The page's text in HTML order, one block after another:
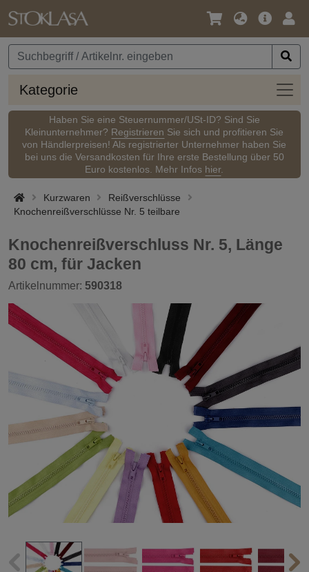
Sprache
Währung
Kategorie
Haben Sie eine Steuernummer/USt-ID? Sind Sie
Kleinunternehmer? Registrieren Sie sich und profitieren Sie
von Händlerpreisen! Als registrierter Unternehmer haben Sie
bei uns die Versandkosten für Ihre erste Bestellung über 50
Euro kostenlos. Mehr Infos hier.
Kurzwaren
Reißverschlüsse
Knochenreißverschlüsse Nr. 5 teilbare
Knochenreißverschluss Nr. 5, Länge
80 cm, für Jacken
Artikelnummer: 590318